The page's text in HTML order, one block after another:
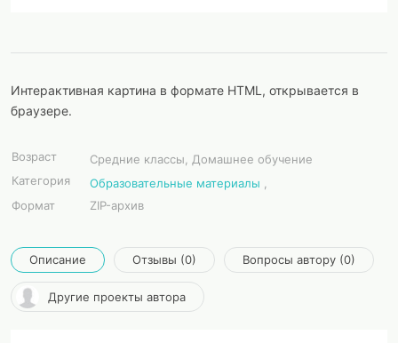
Интерактивная картина в формате HTML, открывается в
браузере.
Возраст
Средние классы, Домашнее обучение
Категория
Образовательные материалы
Формат
ZIP-архив
Описание Отзывы (0) Вопросы автору (0)
Другие проекты автора